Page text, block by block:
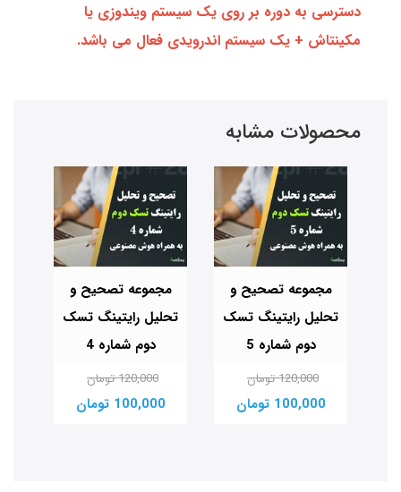
دسترسی به دوره بر روی یک سیستم ویندوزی یا
مکینتاش + یک سیستم اندرویدی فعال می باشد.
محصولات مشابه
مجموعه تصحیح و
تحلیل رایتینگ تسک
دوم شماره 5
120,000 تومان
100,000 تومان
مجموعه تصحیح و
تحلیل رایتینگ تسک
دوم شماره 4
120,000 تومان
100,000 تومان